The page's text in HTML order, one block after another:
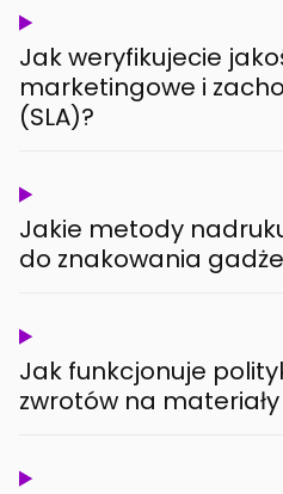
Jak weryfikujecie
marketingowe i
(SLA)?
Jakie metody
do znakowania
Jak funkcjonuje
zwrotów na